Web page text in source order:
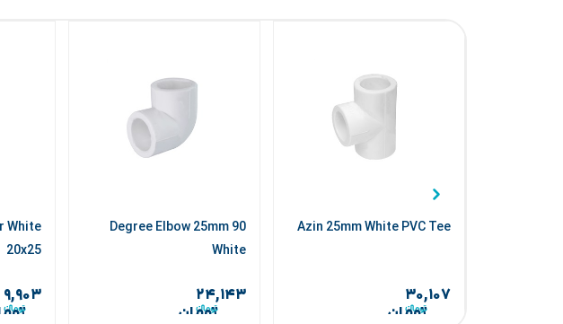
Azin 25mm White PVC Tee
۳۰,۱۰۷
تومان
90 Degree Elbow 25mm
White
۲۴,۱۴۳
تومان
White
20x25
۹,۹۰۳